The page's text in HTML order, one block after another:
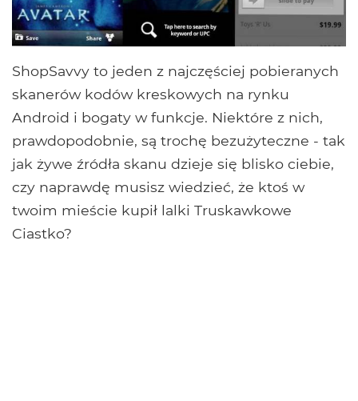
ShopSavvy to jeden z najczęściej pobieranych
skanerów kodów kreskowych na rynku
Android i bogaty w funkcje. Niektóre z nich,
prawdopodobnie, są trochę bezużyteczne - tak
jak żywe źródła skanu dzieje się blisko ciebie,
czy naprawdę musisz wiedzieć, że ktoś w
twoim mieście kupił lalki Truskawkowe
Ciastko?